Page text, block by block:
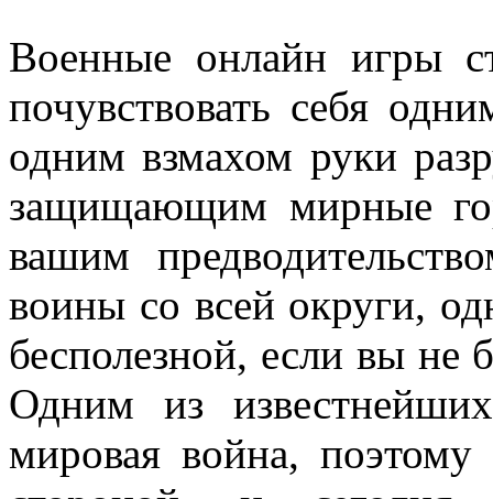
Военные онлайн игры
почувствовать себя
одним взмахом руки
защищающим мирные
вашим
воины со всей округи,
бесполезной, если вы не
Одним из
мировая война,